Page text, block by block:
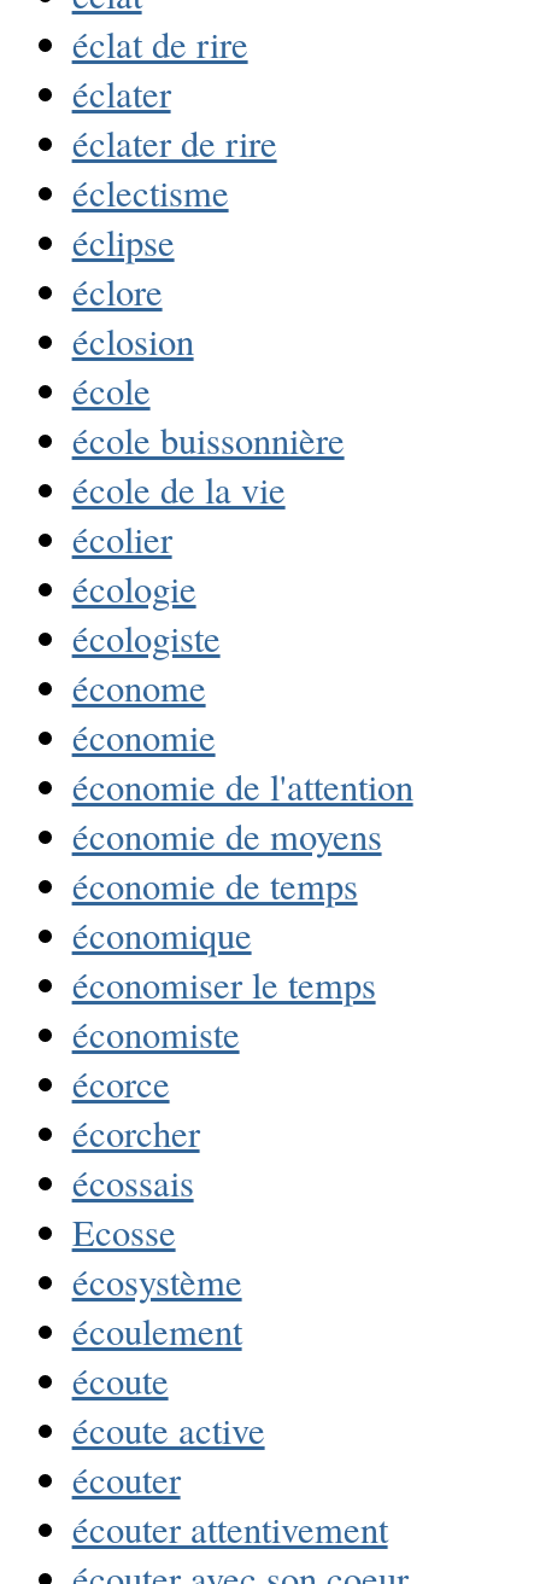
éclat de rire
éclater
éclater de rire
éclectisme
éclipse
éclore
éclosion
école
école buissonnière
école de la vie
écolier
écologie
écologiste
économe
économie
économie de l'attention
économie de moyens
économie de temps
économique
économiser le temps
économiste
écorce
écorcher
écossais
Ecosse
écosystème
écoulement
écoute
écoute active
écouter
écouter attentivement